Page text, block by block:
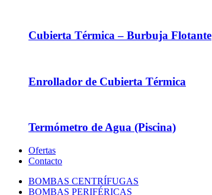
Cubierta Térmica – Burbuja Flotante
Enrollador de Cubierta Térmica
Termómetro de Agua (Piscina)
Ofertas
Contacto
BOMBAS CENTRÍFUGAS
BOMBAS PERIFÉRICAS